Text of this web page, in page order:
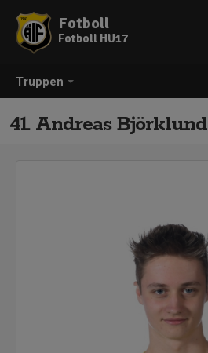
Truppen
Fotboll
Fotboll HU17
41. Andreas Björklund